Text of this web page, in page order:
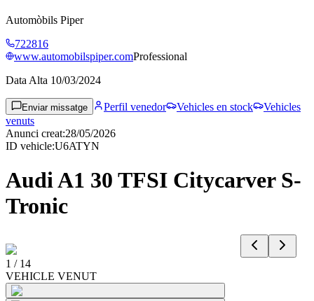
Automòbils Piper
722816
www.automobilspiper.comProfessional
Data Alta 10/03/2024
Enviar missatge Perfil venedor Vehicles en stock
Vehicles
venuts
Anunci creat:28/05/2026
ID vehicle:U6ATYN
Audi A1 30 TFSI Citycarver S-
Tronic
1 / 14
VEHICLE VENUT